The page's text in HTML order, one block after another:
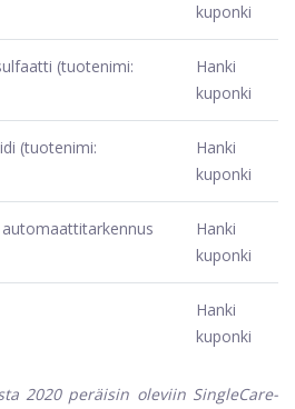
kuponki
(tuotenimi:
Hanki
kuponki
(tuotenimi:
Hanki
kuponki
Hanki
kuponki
Hanki
kuponki
2020 peräisin oleviin SingleCare-